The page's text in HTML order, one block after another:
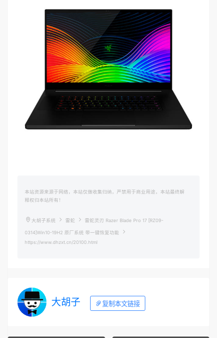
本站资源来源于网络，本站仅做收集归纳，严禁用于商业用途，本站最终解
释权归本站所有！
大胡子系统 雷蛇 雷蛇灵刃 Razer Blade Pro 17 [RZ09-
0314]Win10-19H2 原厂系统 带一键恢复功能
https://www.dhzxt.cn/20100.html
大胡子 复制本文链接